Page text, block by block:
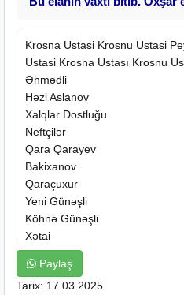
Krosna Ustasi Krosnu Ustasi
Ustasi Krosna Ustası Krosnu
Əhmədli
Həzi Aslanov
Xalqlar Dostluğu
Neftçilər
Qara Qarayev
Bakixanov
Qaraçuxur
Yeni Günəşli
Köhnə Günəşli
Xətai
28 May
Nəriman Nərimanov
Gənclik
Paylaş
Tarix: 17.03.2025